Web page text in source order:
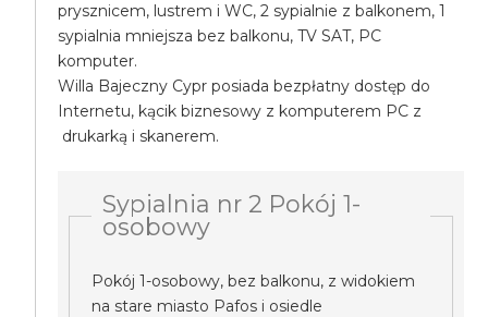
prysznicem, lustrem i WC, 2 sypialnie z balkonem, 1
sypialnia mniejsza bez balkonu, TV SAT, PC
komputer.
Willa Bajeczny Cypr posiada bezpłatny dostęp do
Internetu, kącik biznesowy z komputerem PC z
drukarką i skanerem.
Sypialnia nr 2 Pokój 1-
osobowy
Pokój 1-osobowy, bez balkonu, z widokiem
na stare miasto Pafos i osiedle